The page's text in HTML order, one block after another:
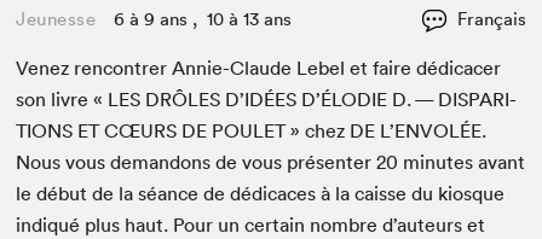
Jeunesse 6 à 9 ans , 10 à 13 ans Français
Venez ren­con­tr­er Annie-Claude Lebel et faire dédi­cac­er
son livre « LES DRÔLES D’IDÉES D’ÉLODIE D. — DIS­PARI­
TIONS ETCŒURS DE POULET» chez DE L’EN­VOLÉE.
Nous vous deman­dons de vous présen­ter20 min­utes avant
le début de la séance de dédi­caces à la caisse du kiosque
indiqué plus haut. Pour un cer­tain nom­bre d’auteurs et